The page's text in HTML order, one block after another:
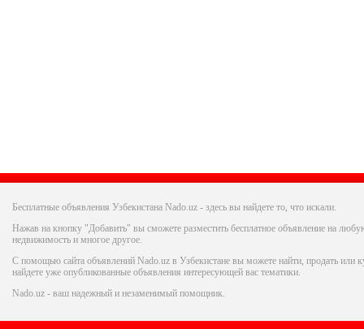
Бесплатные объявления Узбекистана Nado.uz - здесь вы найдете то, что искали.
Нажав на кнопку "Добавить" вы сможете разместить бесплатное объявление на
недвижимость и многое другое.
С помощью сайта объявлений Nado.uz в Узбекистане вы можете найти, продать или
найдете уже опубликованные объявления интересующей вас тематики.
Nado.uz - ваш надежный и незаменимый помощник.